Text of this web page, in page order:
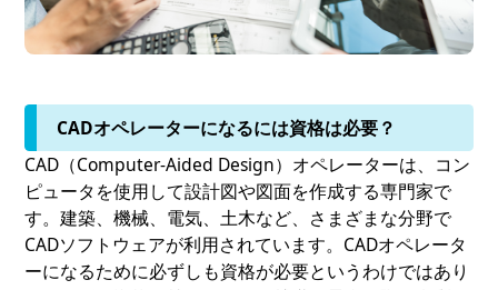
CADオペレーターになるには資格は必要？
CAD（Computer-Aided Design）オペレーターは、コン
ピュータを使用して設計図や図面を作成する専門家で
す。建築、機械、電気、土木など、さまざまな分野で
CADソフトウェアが利用されています。CADオペレータ
ーになるために必ずしも資格が必要というわけではあり